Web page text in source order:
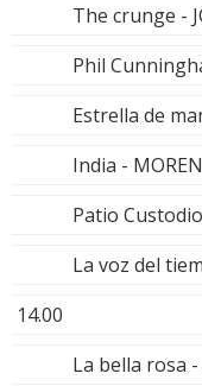
The crunge -
Phil
Estrella de
India -
Patio
La voz del
14.00
La bella rosa -